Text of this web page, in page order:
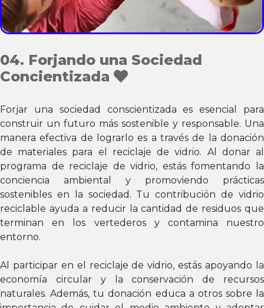
04. Forjando una Sociedad
Concientizada
Forjar una sociedad conscientizada es esencial para
construir un futuro más sostenible y responsable. Una
manera efectiva de lograrlo es a través de la donación
de materiales para el reciclaje de vidrio. Al donar al
programa de reciclaje de vidrio, estás fomentando la
conciencia ambiental y promoviendo prácticas
sostenibles en la sociedad. Tu contribución de vidrio
reciclable ayuda a reducir la cantidad de residuos que
terminan en los vertederos y contamina nuestro
entorno.
Al participar en el reciclaje de vidrio, estás apoyando la
economía circular y la conservación de recursos
naturales. Además, tu donación educa a otros sobre la